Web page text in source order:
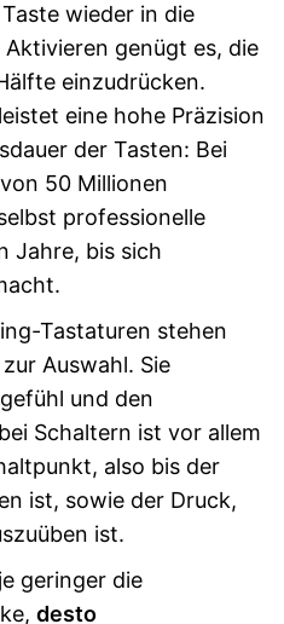
wieder in die
genügt es, die
einzudrücken.
eine hohe Präzision
der Tasten: Bei
50 Millionen
professionelle
Jahre, bis sich
Tastaturen stehen
Auswahl. Sie
und den
Schaltern ist vor allem
also bis der
ist, sowie der Druck,
ist.
geringer die
desto